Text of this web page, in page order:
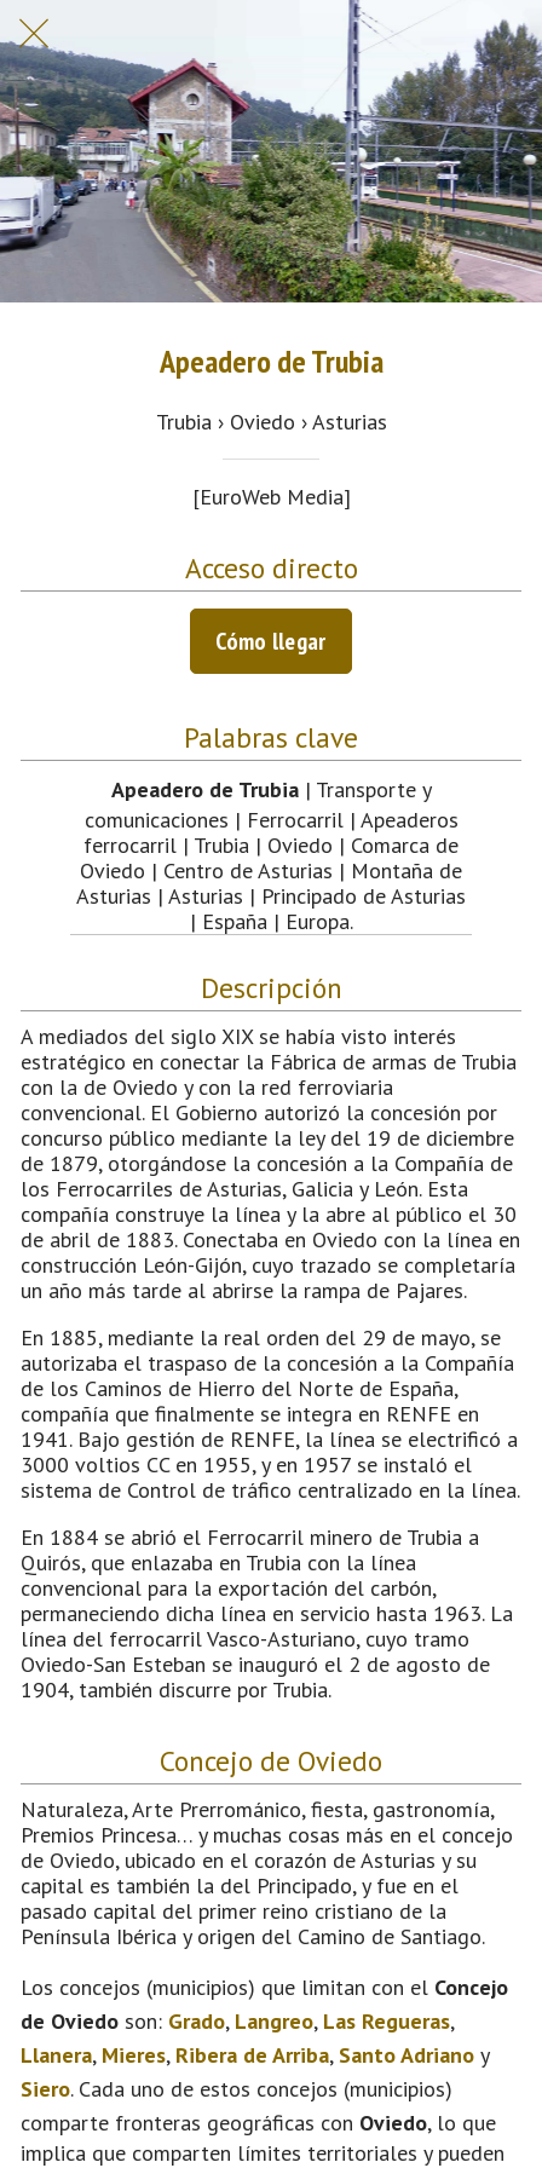
Apeadero de Trubia
Trubia › Oviedo › Asturias
[EuroWeb Media]
Acceso directo
Cómo llegar
Palabras clave
Apeadero de Trubia| Transporte y
comunicaciones | Ferrocarril | Apeaderos
ferrocarril | Trubia | Oviedo | Comarca de
Oviedo | Centro de Asturias | Montaña de
Asturias | Asturias | Principado de Asturias
| España | Europa.
Descripción
A mediados del siglo XIX se había visto interés
estratégico en conectar la Fábrica de armas de Trubia
con la de Oviedo y con la red ferroviaria
convencional. El Gobierno autorizó la concesión por
concurso público mediante la ley del 19 de diciembre
de 1879, otorgándose la concesión a la Compañía de
los Ferrocarriles de Asturias, Galicia y León. Esta
compañía construye la línea y la abre al público el 30
de abril de 1883. Conectaba en Oviedo con la línea en
construcción León-Gijón, cuyo trazado se completaría
un año más tarde al abrirse la rampa de Pajares.
En 1885, mediante la real orden del 29 de mayo, se
autorizaba el traspaso de la concesión a la Compañía
de los Caminos de Hierro del Norte de España,
compañía que finalmente se integra en RENFE en
1941. Bajo gestión de RENFE, la línea se electrificó a
3000 voltios CC en 1955, y en 1957 se instaló el
sistema de Control de tráfico centralizado en la línea.
En 1884 se abrió el Ferrocarril minero de Trubia a
Quirós, que enlazaba en Trubia con la línea
convencional para la exportación del carbón,
permaneciendo dicha línea en servicio hasta 1963. La
línea del ferrocarril Vasco-Asturiano, cuyo tramo
Oviedo-San Esteban se inauguró el 2 de agosto de
1904, también discurre por Trubia.
Concejo de Oviedo
Naturaleza, Arte Prerrománico, fiesta, gastronomía,
Premios Princesa… y muchas cosas más en el concejo
de Oviedo, ubicado en el corazón de Asturias y su
capital es también la del Principado, y fue en el
pasado capital del primer reino cristiano de la
Península Ibérica y origen del Camino de Santiago.
Los concejos (municipios) que limitan con el Concejo
de Oviedo son: Grado, Langreo, Las Regueras,
Llanera, Mieres, Ribera de Arriba, Santo Adriano y
Siero. Cada uno de estos concejos (municipios)
comparte fronteras geográficas con Oviedo, lo que
implica que comparten límites territoriales y pueden